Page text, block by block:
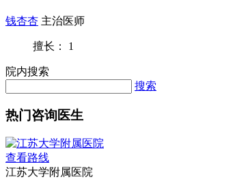
钱杏杏 主治医师
擅长： 1
院内搜索
搜索
热门咨询医生
查看路线
江苏大学附属医院